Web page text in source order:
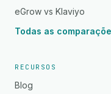
eGrow vs Klaviyo
Todas as
RECURSOS
Blog